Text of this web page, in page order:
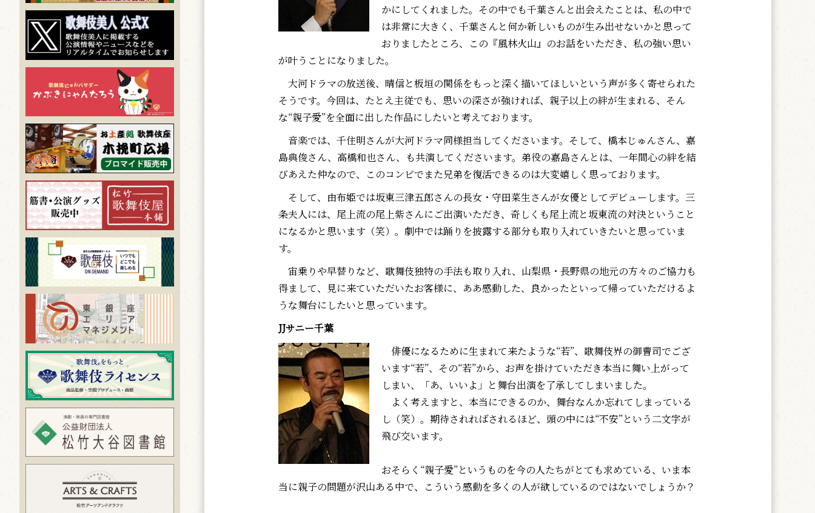
かにしてくれました。その中でも千葉さんと出会えたことは、私の中で
は非常に大きく、千葉さんと何か新しいものが生み出せないかと思って
おりましたところ、この『風林火山』のお話をいただき、私の強い思い
が叶うことになりました。
大河ドラマの放送後、晴信と板垣の関係をもっと深く描いてほしいという声が多く寄せられた
そうです。今回は、たとえ主従でも、思いの深さが強ければ、親子以上の絆が生まれる、そん
な“親子愛”を全面に出した作品にしたいと考えております。
音楽では、千住明さんが大河ドラマ同様担当してくださいます。そして、橋本じゅんさん、嘉
島典俊さん、高橋和也さん、も共演してくださいます。弟役の嘉島さんとは、一年間心の絆を結
びあえた仲なので、このコンビでまた兄弟を復活できるのは大変嬉しく思っております。
そして、由布姫では坂東三津五郎さんの長女・守田菜生さんが女優としてデビューします。三
条夫人には、尾上流の尾上紫さんにご出演いただき、奇しくも尾上流と坂東流の対決ということ
になるかと思います（笑）。劇中では踊りを披露する部分も取り入れていきたいと思っていま
す。
宙乗りや早替りなど、歌舞伎独特の手法も取り入れ、山梨県・長野県の地元の方々のご協力も
得まして、見に来ていただいたお客様に、ああ感動した、良かったといって帰っていただけるよ
うな舞台にしたいと思っています。
JJサニー千葉
俳優になるために生まれて来たような“若”、歌舞伎界の御曹司でござ
います“若”、その“若”から、お声を掛けていただき本当に舞い上がって
しまい、「あ、いいよ」と舞台出演を了承してしまいました。
よく考えますと、本当にできるのか、舞台なんか忘れてしまっている
し（笑）。期待されればされるほど、頭の中には“不安”という二文字が
飛び交います。
おそらく“親子愛”というものを今の人たちがとても求めている、いま本
当に親子の問題が沢山ある中で、こういう感動を多くの人が欲しているのではないでしょうか？